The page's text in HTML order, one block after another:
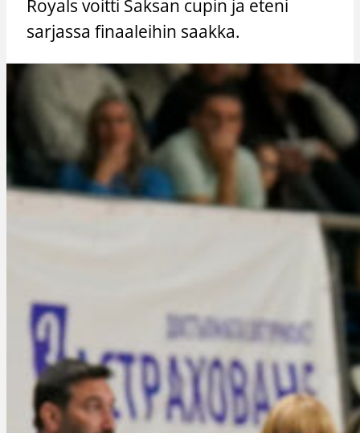
Royals voitti Saksan cupin ja eteni
sarjassa finaaleihin saakka.